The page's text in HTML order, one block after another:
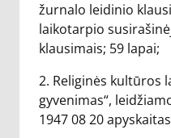
žurnalo leidinio
laikotarpio
klausimais; 59 lapai;
2. Religinės kultūros
gyvenimas“,
1947 08 20